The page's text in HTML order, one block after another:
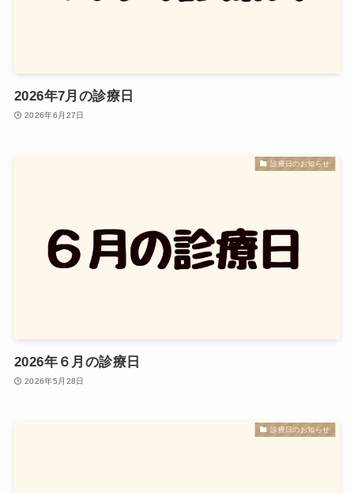
2026年7月の診療日
2026年6月27日
診療日のお知らせ
2026年６月の診療日
2026年5月28日
診療日のお知らせ